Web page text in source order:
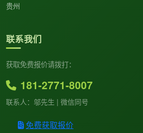
贵州
联系我们
获取免费报价请拨打：
181-2771-8007
联系人：邬先生 | 微信同号
免费获取报价